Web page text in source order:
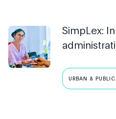
SimpLex:
URBAN &